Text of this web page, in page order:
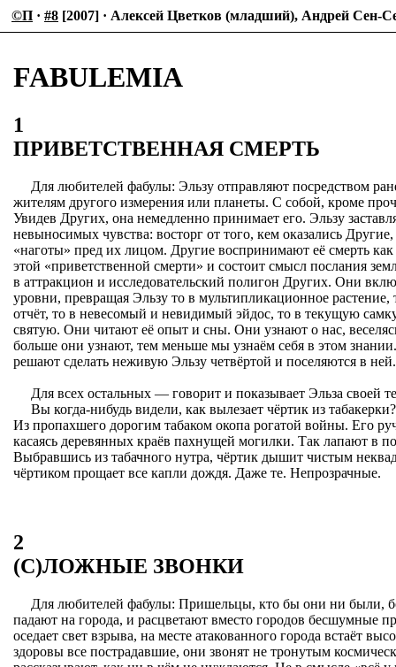
©П · #8 [2007] · Алексей Цветков (младший), Андрей Сен-
FABULEMIA
1
ПРИВЕТСТВЕННАЯ СМЕРТЬ
Для любителей фабулы: Эльзу отправляют посредством
жителям другого измерения или планеты. С собой, кроме
Увидев Других, она немедленно принимает его. Эльзу
невыносимых чувства: восторг от того, кем оказались
«наготы» пред их лицом. Другие воспринимают её смерть
этой «приветственной смерти» и состоит смысл послания
в аттракцион и исследовательский полигон Других. Они
уровни, превращая Эльзу то в мультипликационное
отчёт, то в невесомый и невидимый эйдос, то в текущую
святую. Они читают её опыт и сны. Они узнают о нас,
больше они узнают, тем меньше мы узнаём себя в этом
решают сделать неживую Эльзу четвёртой и поселяются в ней.
Для всех остальных — говорит и показывает Эльза своей
Вы когда-нибудь видели, как вылезает чёртик из
Из пропахшего дорогим табаком окопа рогатой войны. Его
касаясь деревянных краёв пахнущей могилки. Так лапают в
Выбравшись из табачного нутра, чёртик дышит чистым
чёртиком прощает все капли дождя. Даже те. Непрозрачные.
2
(С)ЛОЖНЫЕ ЗВОНКИ
Для любителей фабулы: Пришельцы, кто бы они ни были,
падают на города, и расцветают вместо городов бесшумные
оседает свет взрыва, на месте атакованного города встаёт
здоровы все пострадавшие, они звонят не тронутым